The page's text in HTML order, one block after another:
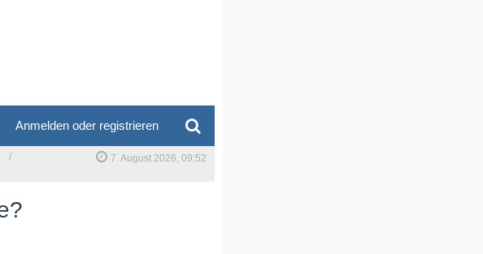
Anmelden oder registrieren
7. August 2026, 09:52